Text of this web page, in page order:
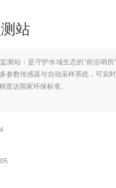
站
测站：是守护水域生态的“前沿哨
参数传感器与自动采样系统，可实
度达国家环保标准。